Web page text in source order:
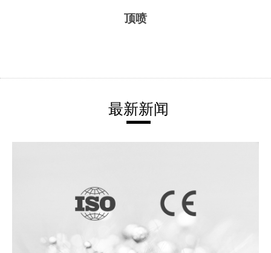
顶喷
最新新闻